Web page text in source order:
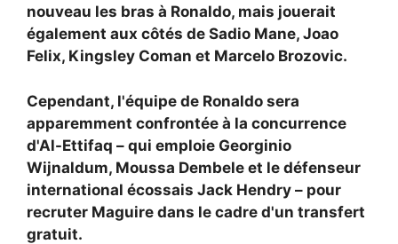
nouveau les bras à Ronaldo, mais jouerait
également aux côtés de Sadio Mane, Joao
Felix, Kingsley Coman et Marcelo Brozovic.
Cependant, l'équipe de Ronaldo sera
apparemment confrontée à la concurrence
d'Al-Ettifaq – qui emploie Georginio
Wijnaldum, Moussa Dembele et le défenseur
international écossais Jack Hendry – pour
recruter Maguire dans le cadre d'un transfert
gratuit.